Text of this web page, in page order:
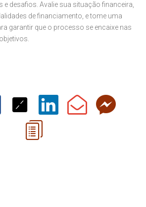
e desafios. Avalie sua situação financeira,
de financiamento, e tome uma
garantir que o processo se encaixe nas